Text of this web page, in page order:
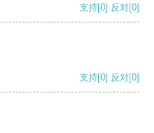
支持[0] 反对[0]
支持[0] 反对[0]